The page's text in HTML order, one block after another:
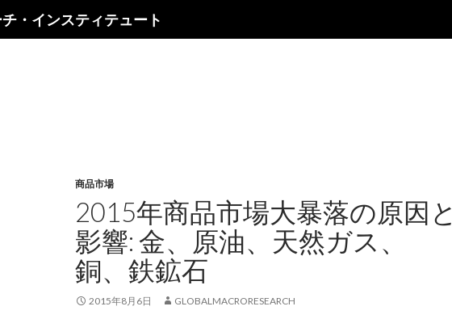
・インスティテュート
商品市場
2015年商品市場大暴落の原因と
影響: 金、原油、天然ガス、
銅、鉄鉱石
2015年8月6日 GLOBALMACRORESEARCH